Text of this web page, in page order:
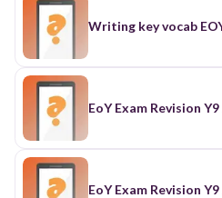
Writing key vocab
EoY Exam Revision Y9
EoY Exam Revision Y9